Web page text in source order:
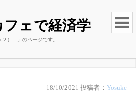
ェで経済学
２） 」のページです。
18/10/2021 投稿者：Yosuke